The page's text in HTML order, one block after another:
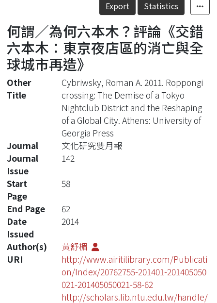
Statistics
Export Statistics
何謂／為何六本木？評論《交錯
六本木：東京夜店區的消亡與全
球城市再造》
Other
Title
Cybriwsky, Roman A. 2011. Roppongi
crossing: The Demise of a Tokyo
Nightclub District and the Reshaping
of a Global City. Athens: University of
Georgia Press
Journal
文化研究雙月報
Journal
Issue
142
Start
Page
58
End Page
62
Date
Issued
2014
Author(s)
黃舒楣
URI
http://www.airitilibrary.com/Publicati
on/Index/20762755-201401-201405050
021-201405050021-58-62
http://scholars.lib.ntu.edu.tw/handle/